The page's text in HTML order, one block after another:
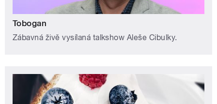
Tobogan
Zábavná živě vysílaná talkshow Aleše Cibulky.